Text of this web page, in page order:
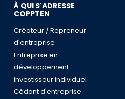
À QUI S'ADRESSE
COPPTEN
Créateur / Repreneur
d'entreprise
Entreprise en
développement
Investisseur individuel
Cédant d'entreprise